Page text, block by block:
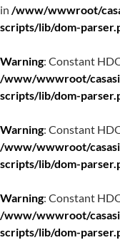
in /www/wwwroot/
scripts/lib/dom-
Warning: Constant
/www/wwwroot/
scripts/lib/dom-
Warning: Constant
/www/wwwroot/
scripts/lib/dom-
Warning: Constant
/www/wwwroot/
scripts/lib/dom-